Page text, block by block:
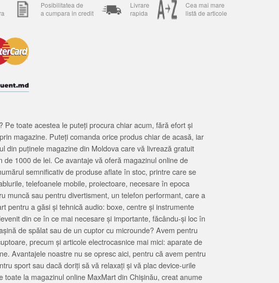
Posibilitatea de
a cumpara in credit
Livrare
rapida
Cea mai mare
listă de articole
toate acestea le puteți procura chiar acum, fără efort și
magazine. Puteți comanda orice produs chiar de acasă, iar
din puținele magazine din Moldova care vă livrează gratuit
1000 de lei. Ce avantaje vă oferă magazinul online de
semnificativ de produse aflate în stoc, printre care se
telefoanele mobile, proiectoare, necesare în epoca
muncă sau pentru divertisment, un telefon performant, care a
pentru a găsi și tehnică audio: boxe, centre și instrumente
din ce în ce mai necesare și importante, făcându-și loc în
de spălat sau de un cuptor cu microunde? Avem pentru
precum și articole electrocasnice mai mici: aparate de
Avantajele noastre nu se opresc aici, pentru că avem pentru
sport sau dacă doriți să vă relaxați și vă plac device-urile
la magazinul online MaxMart din Chișinău, creat anume